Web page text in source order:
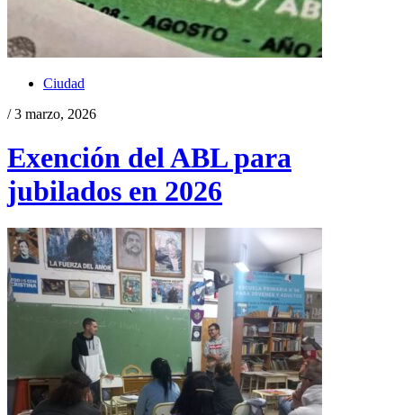
Ciudad
/ 3 marzo, 2026
Exención del ABL para
jubilados en 2026